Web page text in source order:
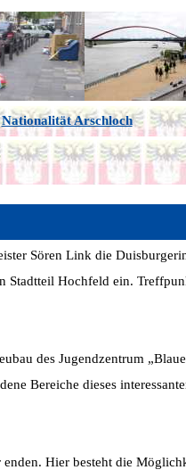
Nationalität Arschloch
Sören Link die
Stadtteil Hochfeld ein.
des Jugendzentrum
Bereiche dieses
Hier besteht die